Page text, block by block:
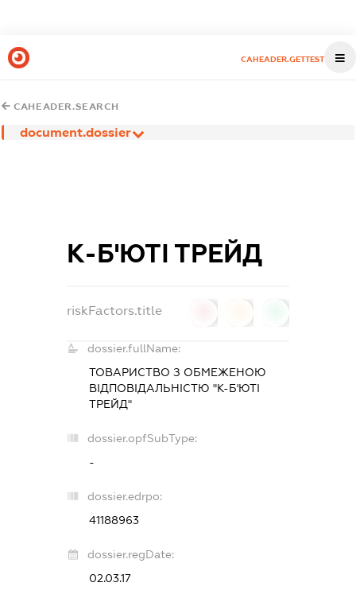
CAHEADER.GETTEST
CAHEADER.SEARCH
document.dossier
К-Б'ЮТІ ТРЕЙД
riskFactors.title
dossier.fullName:
ТОВАРИСТВО З ОБМЕЖЕНОЮ
ВІДПОВІДАЛЬНІСТЮ "К-Б'ЮТІ
ТРЕЙД"
dossier.opfSubType:
-
dossier.edrpo:
41188963
dossier.regDate:
02.03.17